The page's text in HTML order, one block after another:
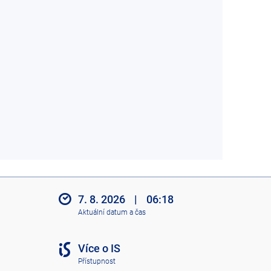
7. 8. 2026 | 06:18
Aktuální datum a čas
Více o IS
Přístupnost